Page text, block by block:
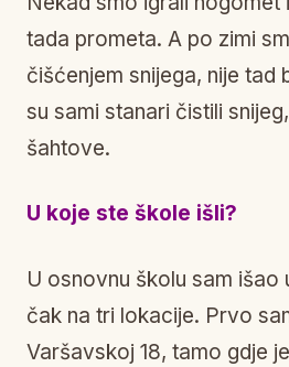
tada prometa. A po zimi
čišćenjem snijega, nije tad
su sami stanari čistili
šahtove.
U koje ste škole išli?
U osnovnu školu sam išao
čak na tri lokacije. Prvo
Varšavskoj 18, tamo gdje